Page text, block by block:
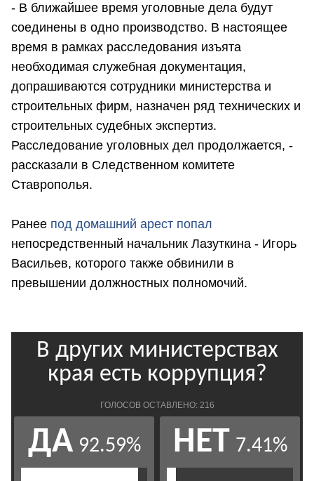
- В ближайшее время уголовные дела будут
соединены в одно производство. В настоящее
время в рамках расследования изъята
необходимая служебная документация,
допрашиваются сотрудники министерства и
строительных фирм, назначен ряд технических и
строительных судебных экспертиз.
Расследование уголовных дел продолжается, -
рассказали в Следственном комитете
Ставрополья.
Ранее под домашний арест попал
непосредственный начальник Лазуткина - Игорь
Васильев, которого также обвинили в
превышении должностных полномочий.